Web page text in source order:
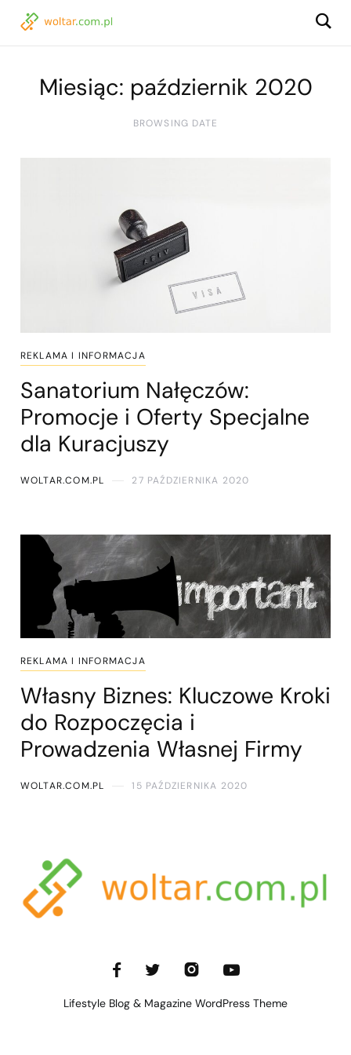
Miesiąc: październik 2020
BROWSING DATE
REKLAMA I INFORMACJA
Sanatorium Nałęczów:
Promocje i Oferty Specjalne
dla Kuracjuszy
WOLTAR.COM.PL 27 PAŹDZIERNIKA 2020
REKLAMA I INFORMACJA
Własny Biznes: Kluczowe Kroki
do Rozpoczęcia i
Prowadzenia Własnej Firmy
WOLTAR.COM.PL 15 PAŹDZIERNIKA 2020
Lifestyle Blog & Magazine WordPress Theme